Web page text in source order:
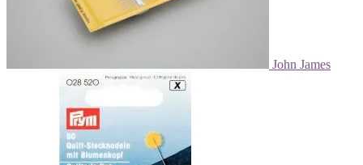
John James